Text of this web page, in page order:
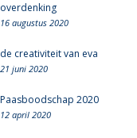
overdenking
16 augustus 2020
de creativiteit van eva
21 juni 2020
Paasboodschap 2020
12 april 2020